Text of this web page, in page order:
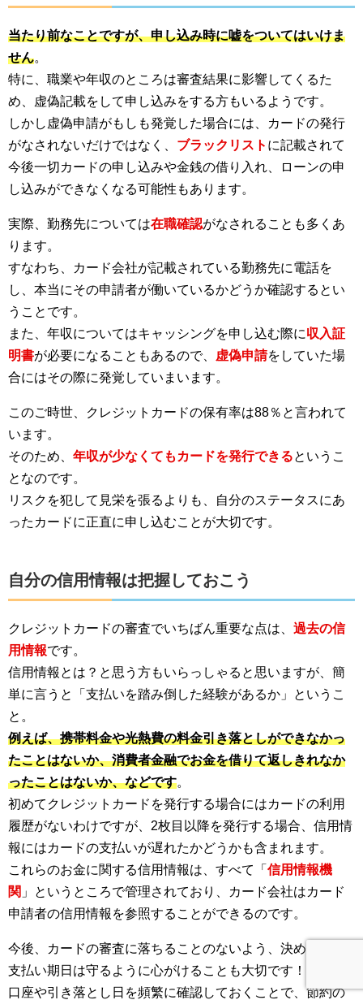
当たり前なことですが、申し込み時に嘘をついてはいけま
せん。
特に、職業や年収のところは審査結果に影響してくるた
め、虚偽記載をして申し込みをする方もいるようです。
しかし虚偽申請がもしも発覚した場合には、カードの発行
がなされないだけではなく、 ブラックリスト に記載されて
今後一切カードの申し込みや金銭の借り入れ、ローンの申
し込みができなくなる可能性もあります。
実際、勤務先については在職確認がなされることも多くあ
ります。
すなわち、カード会社が記載されている勤務先に電話を
し、本当にその申請者が働いているかどうか確認するとい
うことです。
また、年収についてはキャッシングを申し込む際に収入証
明書が必要になることもあるので、 虚偽申請をしていた場
合にはその際に発覚していまいます。
このご時世、クレジットカードの保有率は88％と言われて
います。
そのため、 年収が少なくてもカードを発行できるというこ
となのです。
リスクを犯して見栄を張るよりも、自分のステータスにあ
ったカードに正直に申し込むことが大切です。
自分の信用情報は把握しておこう
クレジットカードの審査でいちばん重要な点は、 過去の信
用情報です。
信用情報とは？と思う方もいらっしゃると思いますが、簡
単に言うと「支払いを踏み倒した経験があるか」というこ
と。
例えば、携帯料金や光熱費の料金引き落としができなかっ
たことはないか、消費者金融でお金を借りて返しきれなか
ったことはないか、などです。
初めてクレジットカードを発行する場合にはカードの利用
履歴がないわけですが、2枚目以降を発行する場合、信用情
報にはカードの支払いが遅れたかどうかも含まれます。
これらのお金に関する信用情報は、すべて「 信用情報機
関 」というところで管理されており、カード会社はカード
申請者の信用情報を参照することができるのです。
今後、カードの審査に落ちることのないよう、決められた
支払い期日は守るように心がけることも大切です！
口座や引き落とし日を頻繁に確認しておくことで、節約の